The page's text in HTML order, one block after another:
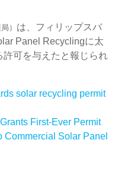
） は、フィリップスバ
Panel Recyclingに太
許可を与えたと報じられ
solar recycling permit
First-Ever Permit
Solar Panel